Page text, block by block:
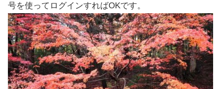
号を使ってログインすればOKです。